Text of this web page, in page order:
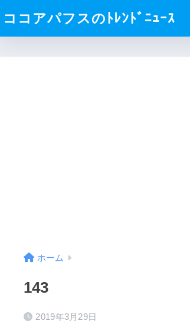
ココアパフスのﾄﾚﾝﾄﾞﾆｭｰｽ
ホーム
143
2019年3月29日